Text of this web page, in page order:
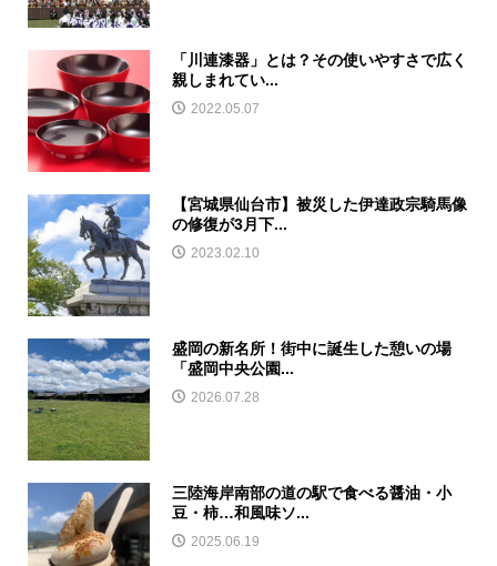
「川連漆器」とは？その使いやすさで広く
親しまれてい...
2022.05.07
【宮城県仙台市】被災した伊達政宗騎馬像
の修復が3月下...
2023.02.10
盛岡の新名所！街中に誕生した憩いの場
「盛岡中央公園...
2026.07.28
三陸海岸南部の道の駅で食べる醤油・小
豆・柿…和風味ソ...
2025.06.19